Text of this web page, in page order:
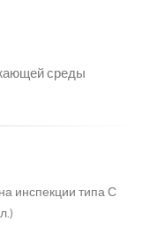
среды
инспекции типа С